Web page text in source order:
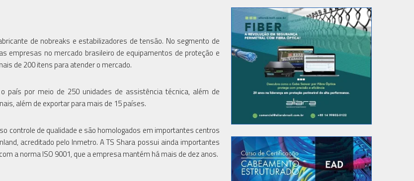
de nobreaks e estabilizadores de tensão. No segmento de
empresas no mercado brasileiro de equipamentos de proteção e
de 200 itens para atender o mercado.
país por meio de 250 unidades de assistência técnica, além de
além de exportar para mais de 15 países.
controle de qualidade e são homologados em importantes centros
acreditado pelo Inmetro. A TS Shara possui ainda importantes
a norma ISO 9001, que a empresa mantém há mais de dez anos.